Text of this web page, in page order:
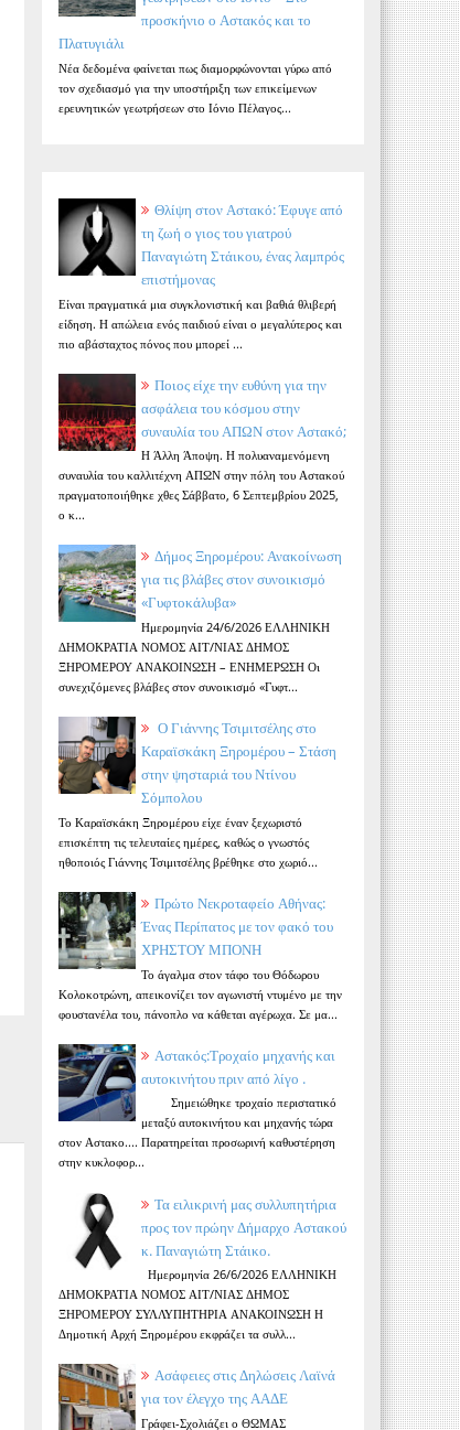
προσκήνιο ο Αστακός και το
Πλατυγιάλι
Νέα δεδομένα φαίνεται πως διαμορφώνονται γύρω από
τον σχεδιασμό για την υποστήριξη των επικείμενων
ερευνητικών γεωτρήσεων στο Ιόνιο Πέλαγος...
Θλίψη στον Αστακό: Έφυγε από
τη ζωή ο γιος του γιατρού
Παναγιώτη Στάικου, ένας λαμπρός
επιστήμονας
Είναι πραγματικά μια συγκλονιστική και βαθιά θλιβερή
είδηση. Η απώλεια ενός παιδιού είναι ο μεγαλύτερος και
πιο αβάσταχτος πόνος που μπορεί ...
Ποιος είχε την ευθύνη για την
ασφάλεια του κόσμου στην
συναυλία του ΑΠΩΝ στον Αστακό;
Η Άλλη Άποψη. Η πολυαναμενόμενη
συναυλία του καλλιτέχνη ΑΠΩΝ στην πόλη του Αστακού
πραγματοποιήθηκε χθες Σάββατο, 6 Σεπτεμβρίου 2025,
ο κ...
Δήμος Ξηρομέρου: Ανακοίνωση
για τις βλάβες στον συνοικισμό
«Γυφτοκάλυβα»
Ημερομηνία 24/6/2026 ΕΛΛΗΝΙΚΗ
ΔΗΜΟΚΡΑΤΙΑ ΝΟΜΟΣ ΑΙΤ/ΝΙΑΣ ΔΗΜΟΣ
ΞΗΡΟΜΕΡΟΥ ΑΝΑΚΟΙΝΩΣΗ – ΕΝΗΜΕΡΩΣΗ Οι
συνεχιζόμενες βλάβες στον συνοικισμό «Γυφτ...
Ο Γιάννης Τσιμιτσέλης στο
Καραϊσκάκη Ξηρομέρου – Στάση
στην ψησταριά του Ντίνου
Σόμπολου
Το Καραϊσκάκη Ξηρομέρου είχε έναν ξεχωριστό
επισκέπτη τις τελευταίες ημέρες, καθώς ο γνωστός
ηθοποιός Γιάννης Τσιμιτσέλης βρέθηκε στο χωριό...
Πρώτο Νεκροταφείο Αθήνας:
Ένας Περίπατος με τον φακό του
ΧΡΗΣΤΟΥ ΜΠΟΝΗ
Το άγαλμα στον τάφο του Θόδωρου
Κολοκοτρώνη, απεικονίζει τον αγωνιστή ντυμένο με την
φουστανέλα του, πάνοπλο να κάθεται αγέρωχα. Σε μα...
Αστακός:Τροχαίο μηχανής και
αυτοκινήτου πριν από λίγο .
Σημειώθηκε τροχαίο περιστατικό
μεταξύ αυτοκινήτου και μηχανής τώρα
στον Αστακο.... Παρατηρείται προσωρινή καθυστέρηση
στην κυκλοφορ...
Τα ειλικρινή μας συλλυπητήρια
προς τον πρώην Δήμαρχο Αστακού
κ. Παναγιώτη Στάικο.
Ημερομηνία 26/6/2026 ΕΛΛΗΝΙΚΗ
ΔΗΜΟΚΡΑΤΙΑ ΝΟΜΟΣ ΑΙΤ/ΝΙΑΣ ΔΗΜΟΣ
ΞΗΡΟΜΕΡΟΥ ΣΥΛΛΥΠΗΤΗΡΙΑ ΑΝΑΚΟΙΝΩΣΗ Η
Δημοτική Αρχή Ξηρομέρου εκφράζει τα συλλ...
Ασάφειες στις Δηλώσεις Λαϊνά
για τον έλεγχο της ΑΑΔΕ
Γράφει-Σχολιάζει ο ΘΩΜΑΣ